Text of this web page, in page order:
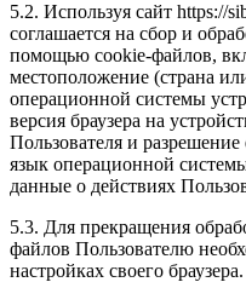
5.2. Используя сайт https://
соглашается на сбор и
помощью cookie-файлов,
местоположение (страна
операционной системы
версия браузера на
Пользователя и
язык операционной
данные о действиях
5.3. Для прекращения
файлов Пользователю
настройках своего браузера.